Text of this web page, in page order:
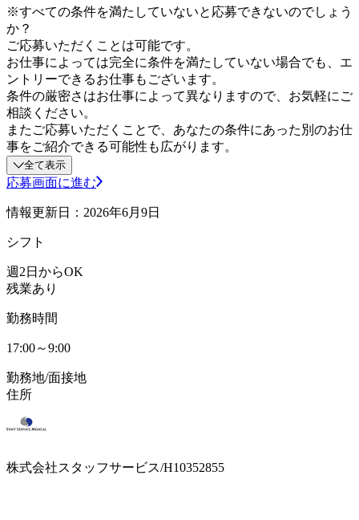
※すべての条件を満たしていないと応募できないのでしょう
か？
ご応募いただくことは可能です。
お仕事によっては完全に条件を満たしていない場合でも、エ
ントリーできるお仕事もございます。
条件の厳密さはお仕事によって異なりますので、お気軽にご
相談ください。
またご応募いただくことで、あなたの条件にあった別のお仕
事をご紹介できる可能性も広がります。
全て表示
応募画面に進む
情報更新日：2026年6月9日
シフト
週2日からOK
残業あり
勤務時間
17:00～9:00
勤務地/面接地
住所
株式会社スタッフサービス/H10352855